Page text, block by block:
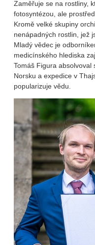
Zaměřuje se na rostliny,
fotosyntézou, ale
Kromě velké skupiny
nenápadných rostlin, jež
Mladý vědec je
medicínského hlediska
Tomáš Figura absolvoval
Norsku a expedice v
popularizuje vědu.